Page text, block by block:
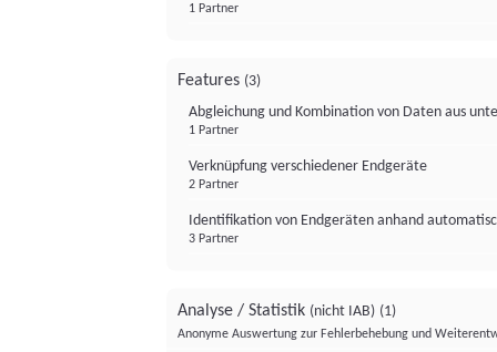
1 Partner
Features (3)
Abgleichung und Kombination von Daten aus
1 Partner
Verknüpfung verschiedener Endgeräte
2 Partner
Identifikation von Endgeräten anhand
3 Partner
Analyse / Statistik (nicht IAB) (1)
Anonyme Auswertung zur Fehlerbehebung und